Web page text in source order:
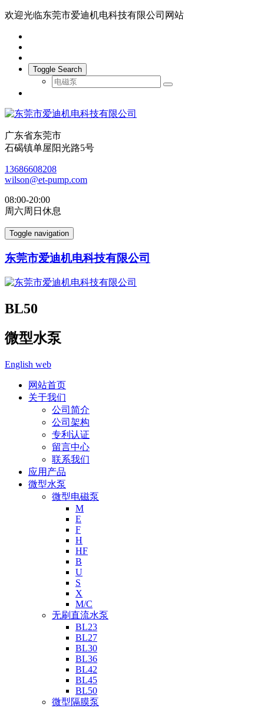
欢迎光临东莞市爱迪机电科技有限公司网站
Toggle Search
广东省东莞市
石碣镇单屋阳光路5号
13686608208
wilson@et-pump.com
08:00-20:00
周六周日休息
Toggle navigation
东莞市爱迪机电科技有限公司
BL50
微型水泵
English web
网站首页
关于我们
公司简介
公司架构
专利认证
留言中心
联系我们
应用产品
微型水泵
微型电磁泵
M
E
F
H
HF
B
U
S
X
M/C
无刷直流水泵
BL23
BL27
BL30
BL36
BL42
BL45
BL50
微型隔膜泵